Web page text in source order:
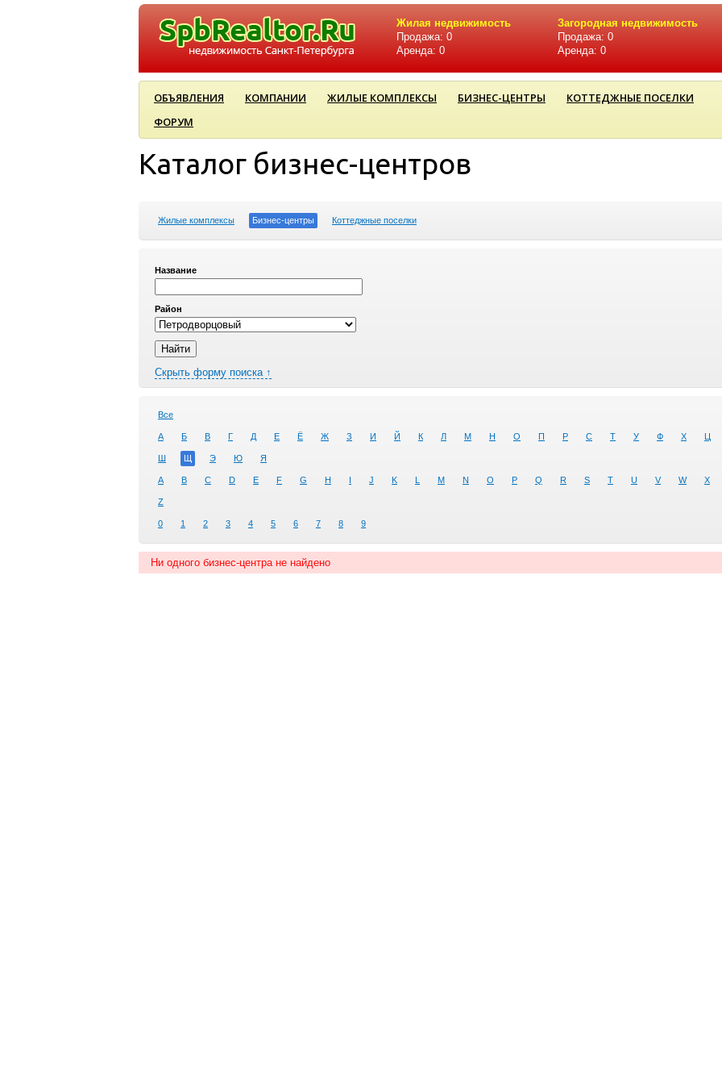
Жилая недвижимость
Продажа: 0
Аренда: 0
Загородная недвижимость
Продажа: 0
Аренда: 0
ОБЪЯВЛЕНИЯ КОМПАНИИ ЖИЛЫЕ КОМПЛЕКСЫ БИЗНЕС-ЦЕНТРЫ
КОТТЕДЖНЫЕ ПОСЕЛКИ
ФОРУМ
Каталог бизнес-центров
Жилые комплексы Бизнес-центры Коттеджные поселки
Название
Район
Скрыть форму поиска ↑
Все
А Б В Г Д Е Ё Ж З И Й К Л М Н О П Р С Т У Ф Х Ц
Ш Щ Э Ю Я
A B C D E F G H I J K L M N O P Q R S T U V W X
Z
0 1 2 3 4 5 6 7 8 9
Ни одного бизнес-центра не найдено